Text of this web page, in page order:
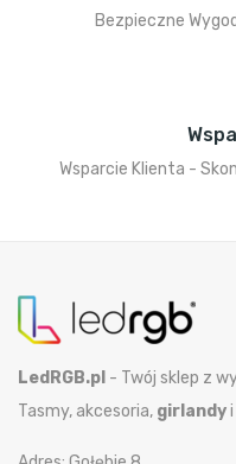
Bezpieczne
Wsparcie Klienta -
LedRGB.pl - Twój sklep z
Tasmy, akcesoria, girlandy